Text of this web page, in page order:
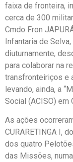
faixa de fronteira,
cerca de 300
Cmdo Fron
Infantaria de
diuturnamente,
para colaborar na
transfronteiriços e
levando, ainda, a
Social (ACISO) em
As ações
CURARETINGA I,
dos quatro
das Missões,